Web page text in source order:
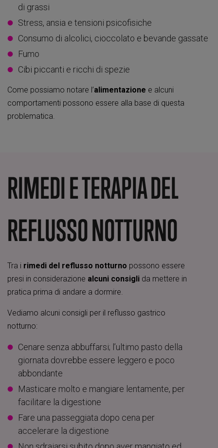
di grassi
Stress, ansia e tensioni psicofisiche
Consumo di alcolici, cioccolato e bevande gassate
Fumo
Cibi piccanti e ricchi di spezie
Come possiamo notare l’alimentazione e alcuni
comportamenti possono essere alla base di questa
problematica.
RIMEDI E TERAPIA DEL
REFLUSSO NOTTURNO
Tra i rimedi del reflusso notturno possono essere
presi in considerazione alcuni consigli da mettere in
pratica prima di andare a dormire.
Vediamo alcuni consigli per il reflusso gastrico
notturno:
Cenare senza abbuffarsi; l’ultimo pasto della
giornata dovrebbe essere leggero e poco
abbondante
Masticare molto e mangiare lentamente, per
facilitare la digestione
Fare una passeggiata dopo cena per
accelerare la digestione